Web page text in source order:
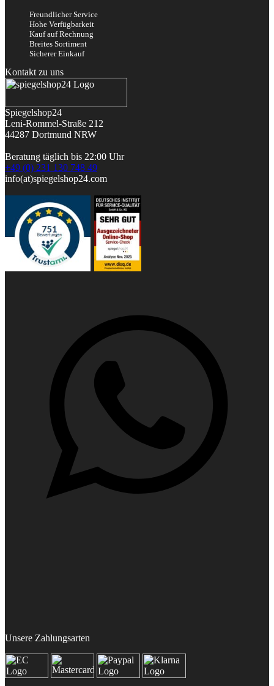
Freundlicher Service
Hohe Verfügbarkeit
Kauf auf Rechnung
Breites Sortiment
Sicherer Einkauf
Kontakt zu uns
Spiegelshop24
Leni-Rommel-Straße 212
44287 Dortmund NRW
Beratung täglich bis 22:00 Uhr
+49 (0) 231 130 748 49
info(at)spiegelshop24.com
Unsere Zahlungsarten